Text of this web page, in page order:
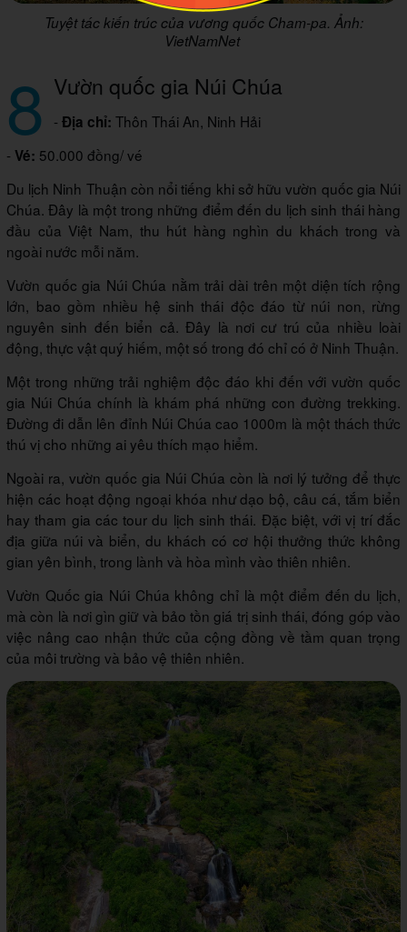
Tuyệt tác kiến trúc của vương quốc Cham-pa. Ảnh:
VietNamNet
8 Vườn quốc gia Núi Chúa
- Địa chỉ: Thôn Thái An, Ninh Hải
- Vé: 50.000 đồng/ vé
Du lịch Ninh Thuận còn nổi tiếng khi sở hữu vườn quốc gia Núi
Chúa. Đây là một trong những điểm đến du lịch sinh thái hàng
đầu của Việt Nam, thu hút hàng nghìn du khách trong và
ngoài nước mỗi năm.
Vườn quốc gia Núi Chúa nằm trải dài trên một diện tích rộng
lớn, bao gồm nhiều hệ sinh thái độc đáo từ núi non, rừng
nguyên sinh đến biển cả. Đây là nơi cư trú của nhiều loài
động, thực vật quý hiếm, một số trong đó chỉ có ở Ninh Thuận.
Một trong những trải nghiệm độc đáo khi đến với vườn quốc
gia Núi Chúa chính là khám phá những con đường trekking.
Đường đi dẫn lên đỉnh Núi Chúa cao 1000m là một thách thức
thú vị cho những ai yêu thích mạo hiểm.
Ngoài ra, vườn quốc gia Núi Chúa còn là nơi lý tưởng để thực
hiện các hoạt động ngoại khóa như dạo bộ, câu cá, tắm biển
hay tham gia các tour du lịch sinh thái. Đặc biệt, với vị trí đắc
địa giữa núi và biển, du khách có cơ hội thưởng thức không
gian yên bình, trong lành và hòa mình vào thiên nhiên.
Vườn Quốc gia Núi Chúa không chỉ là một điểm đến du lịch,
mà còn là nơi gìn giữ và bảo tồn giá trị sinh thái, đóng góp vào
việc nâng cao nhận thức của cộng đồng về tầm quan trọng
của môi trường và bảo vệ thiên nhiên.